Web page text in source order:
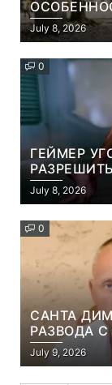
ПАРКИ И
July 8, 2026
0
ГЕЙМЕР
ЧТО ЭТО
УБИЙСТВО
July 8, 2026
0
САНТА
РАЗВОДА
July 9, 2026